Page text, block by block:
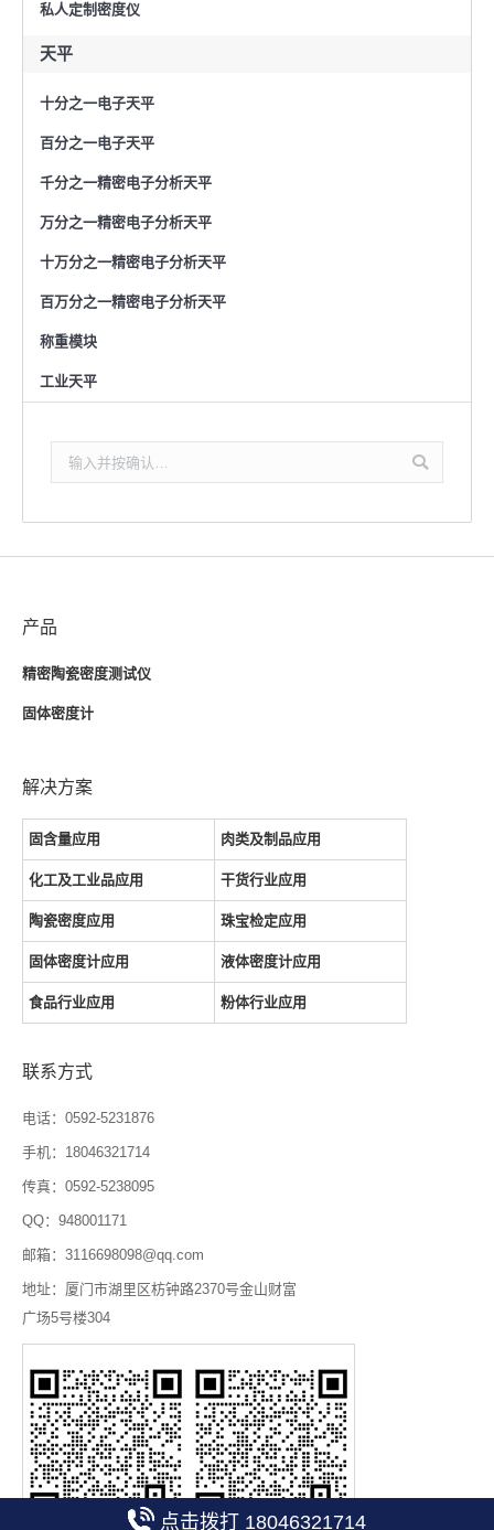
私人定制密度仪
天平
十分之一电子天平
百分之一电子天平
千分之一精密电子分析天平
万分之一精密电子分析天平
十万分之一精密电子分析天平
百万分之一精密电子分析天平
称重模块
工业天平
索：
产品
精密陶瓷密度测试仪
固体密度计
解决方案
固含量应用 肉类及制品应用
化工及工业品应用 干货行业应用
陶瓷密度应用 珠宝检定应用
固体密度计应用 液体密度计应用
食品行业应用 粉体行业应用
联系方式
电话：0592-5231876
手机：18046321714
传真：0592-5238095
QQ：948001171
邮箱：3116698098@qq.com
地址：厦门市湖里区枋钟路2370号金山财富
广场5号楼304
点击拨打 18046321714